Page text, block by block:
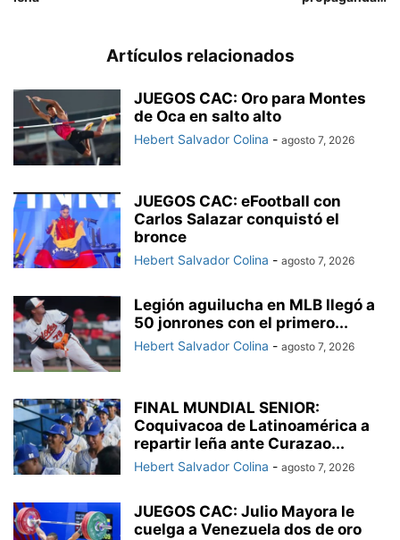
Artículos relacionados
JUEGOS CAC: Oro para Montes
de Oca en salto alto
Hebert Salvador Colina - agosto 7, 2026
JUEGOS CAC: eFootball con
Carlos Salazar conquistó el
bronce
Hebert Salvador Colina - agosto 7, 2026
Legión aguilucha en MLB llegó a
50 jonrones con el primero...
Hebert Salvador Colina - agosto 7, 2026
FINAL MUNDIAL SENIOR:
Coquivacoa de Latinoamérica a
repartir leña ante Curazao...
Hebert Salvador Colina - agosto 7, 2026
JUEGOS CAC: Julio Mayora le
cuelga a Venezuela dos de oro